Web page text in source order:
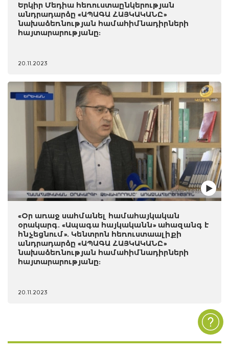
Երկիր Մեդիա հեռուստաընկերության
անդրադարձը «ԱՊԱԳԱ ՀԱՅԿԱԿԱՆԸ»
նախաձեռնության համահիմնադիրների
հայտարարությանը:
20.11.2023
«Օր առաջ սահմանել համահայկական
օրակարգ. «Ապագա հայկականն» ահազանգ է
հնչեցնում». Կենտրոն հեռուստաալիքի
անդրադարձը «ԱՊԱԳԱ ՀԱՅԿԱԿԱՆԸ»
նախաձեռնության համահիմնադիրների
հայտարարությանը:
20.11.2023